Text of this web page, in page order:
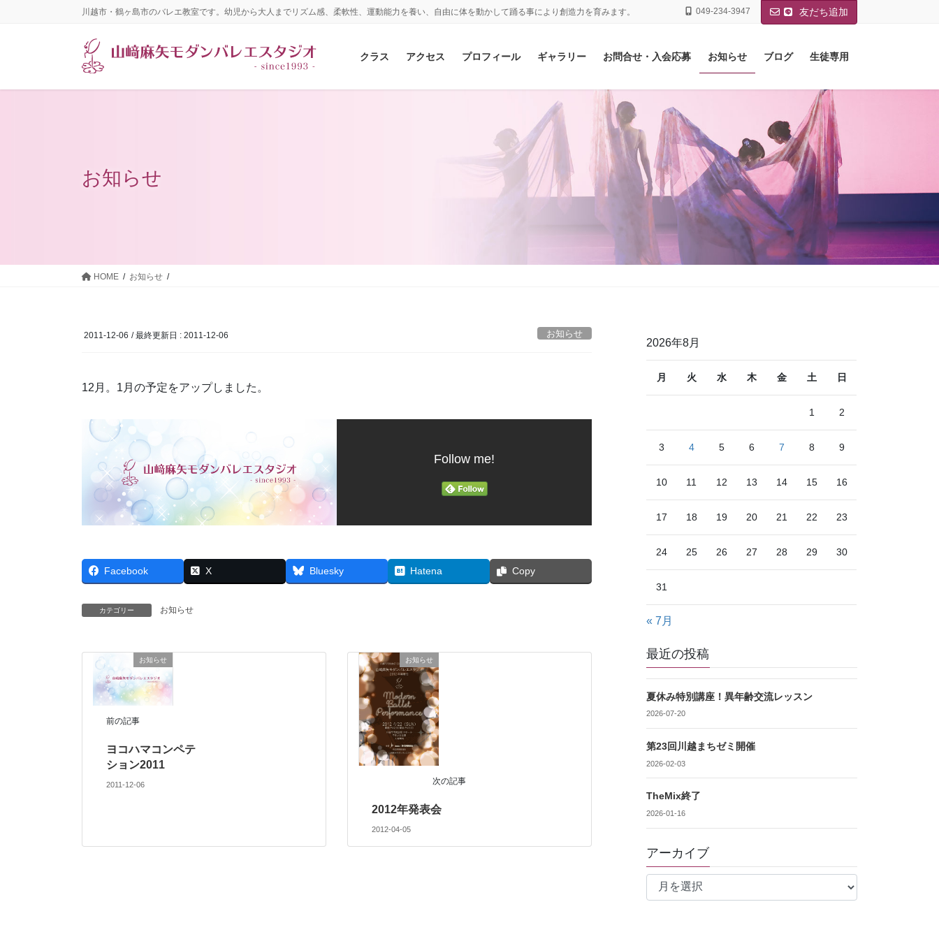
に
ョ
川越市・鶴ヶ島市のバレエ教室です。幼児から大人までリズム感、柔軟性、運動能力を養い、自由に体を動かして踊る事により創造力を育みます。 049-234-3947 友だち追加
クラス アクセス プロフィール ギャラリー お問合せ・入会応募 お知らせ ブログ 生徒専用
お知らせ
HOME お知らせ
2011-12-06 / 最終更新日 : 2011-12-06 お知らせ
12月。1月の予定をアップしました。
Follow me!
Facebook X Bluesky Hatena Copy
カテゴリー お知らせ
お知らせ
前の記事
ヨコハマコンペテ
ション2011
2011-12-06
お知らせ
次の記事
2012年発表会
2012-04-05
2026年8月
月 火 水 木 金 土 日
1 2
3 4 5 6 7 8 9
10 11 12 13 14 15 16
17 18 19 20 21 22 23
24 25 26 27 28 29 30
31
« 7月
最近の投稿
夏休み特別講座！異年齢交流レッスン
2026-07-20
第23回川越まちゼミ開催
2026-02-03
TheMix終了
2026-01-16
アーカイブ
ア